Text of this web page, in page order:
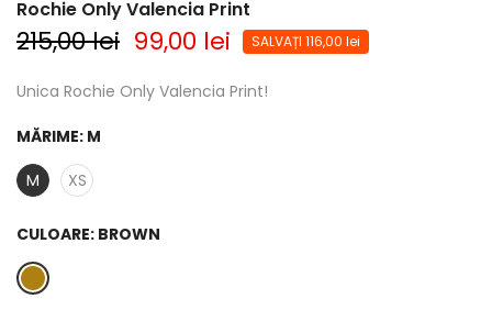
Rochie Only Valencia Print
215,00 lei 99,00 lei SALVAȚI 116,00 lei
Unica Rochie Only Valencia Print!
MĂRIME: M
M
XS
CULOARE: BROWN